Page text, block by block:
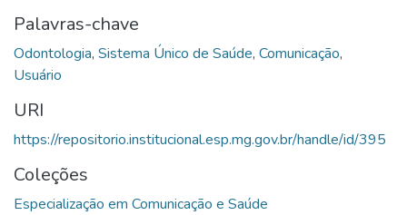
Palavras-chave
Odontologia, Sistema Único de Saúde, Comunicação,
Usuário
URI
https://repositorio.institucional.esp.mg.gov.br/handle/id/395
Coleções
Especialização em Comunicação e Saúde